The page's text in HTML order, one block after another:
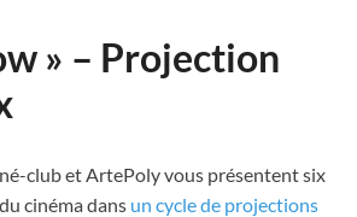
» – Projection
club et ArtePoly vous présentent six
cinéma dans un cycle de projections